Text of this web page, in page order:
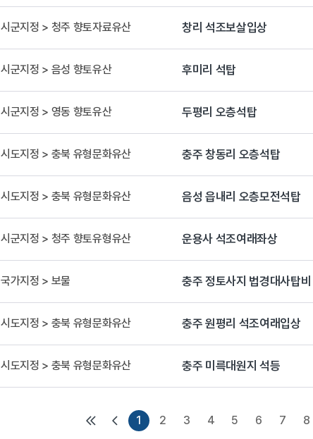
시군지정 > 청주 향토자료유산 창리 석조보살입상
시군지정 > 음성 향토유산 후미리 석탑
시군지정 > 영동 향토유산 두평리 오층석탑
시도지정 > 충북 유형문화유산 충주 창동리 오층석탑
시도지정 > 충북 유형문화유산 음성 읍내리 오층모전석탑
시군지정 > 청주 향토유형유산 운용사 석조여래좌상
국가지정 > 보물 충주 정토사지 법경대사탑비
시도지정 > 충북 유형문화유산 충주 원평리 석조여래입상
시도지정 > 충북 유형문화유산 충주 미륵대원지 석등
1 2 3 4 5 6 7 8